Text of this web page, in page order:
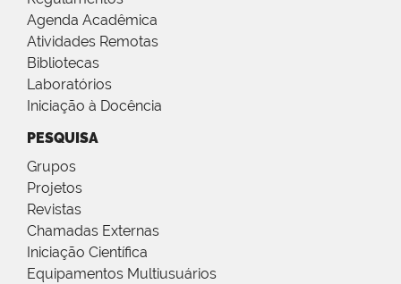
Agenda Acadêmica
Atividades Remotas
Bibliotecas
Laboratórios
Iniciação à Docência
PESQUISA
Grupos
Projetos
Revistas
Chamadas Externas
Iniciação Científica
Equipamentos Multiusuários